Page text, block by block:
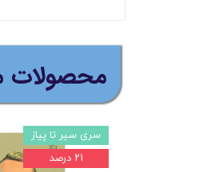
​محصولات
سری سیر تا پیاز
۲۱ درصد